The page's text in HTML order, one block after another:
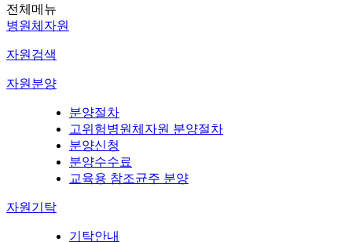
전체메뉴
병원체자원
자원검색
자원분양
분양절차
고위험병원체자원 분양절차
분양신청
분양수수료
교육용 참조균주 분양
자원기탁
기탁안내